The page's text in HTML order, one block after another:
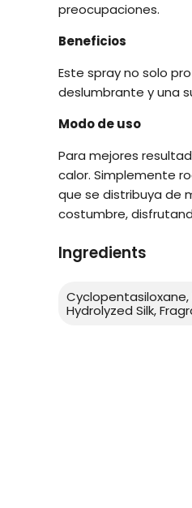
preocupaciones.
Beneficios
Este spray no solo
deslumbrante y una
Modo de uso
Para mejores
calor. Simplemente
que se distribuya de
costumbre,
Ingredients
Cyclopentasiloxane,
Hydrolyzed Silk,